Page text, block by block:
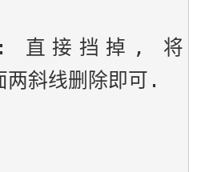
直接挡掉, 将
斜线删除即可.